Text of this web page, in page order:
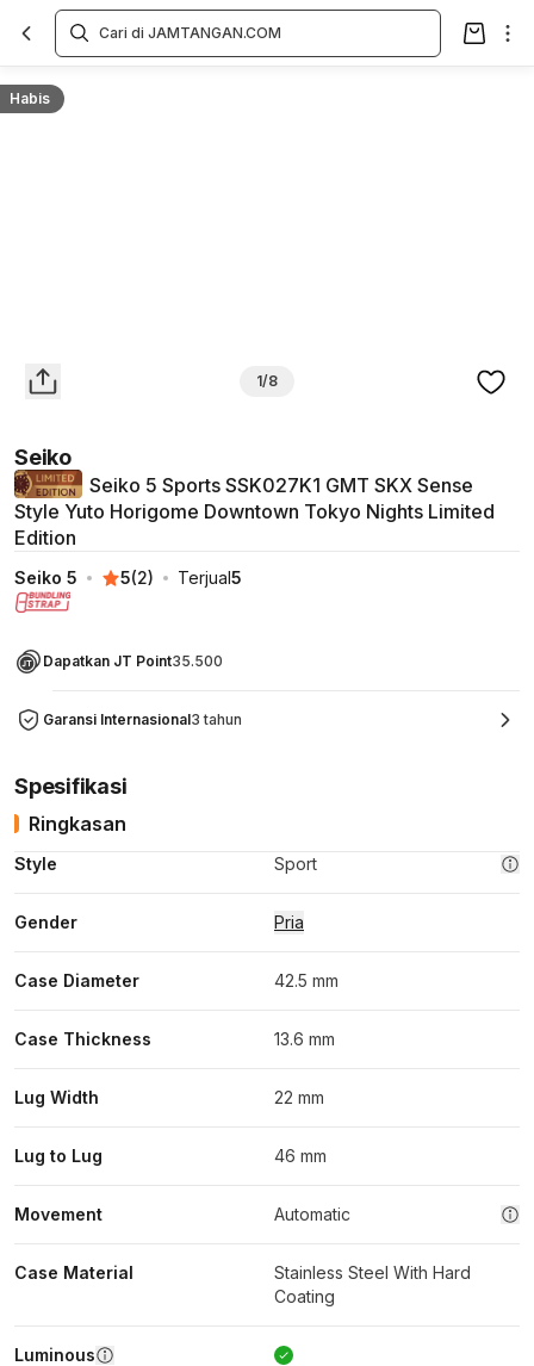
Habis
1/8
Seiko
Seiko 5 Sports SSK027K1 GMT SKX Sense
Style Yuto Horigome Downtown Tokyo Nights Limited
Edition
Seiko 5 5(2) Terjual5
Dapatkan JT Point35.500
Garansi Internasional3 tahun
Overview
Spesifikasi
Ringkasan
Style Sport
Gender Pria
Case Diameter 42.5 mm
Case Thickness 13.6 mm
Lug Width 22 mm
Lug to Lug 46 mm
Movement Automatic
Case Material
Stainless Steel With Hard
Coating
Luminous